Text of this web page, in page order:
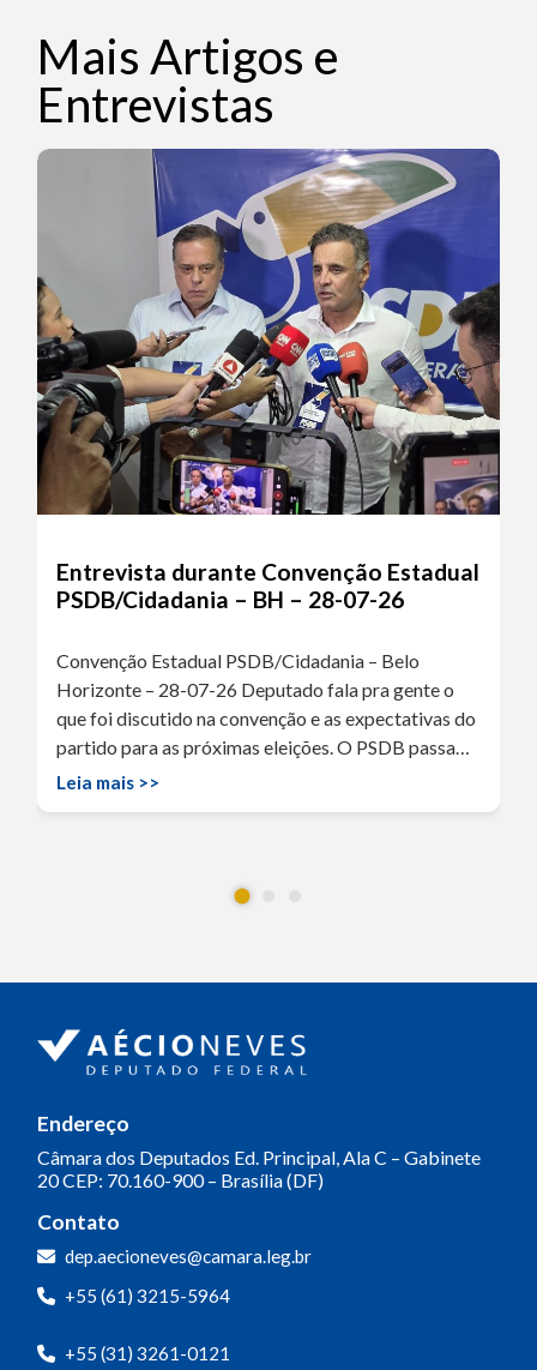
Mais Artigos e
Entrevistas
Entrevista durante Convenção Estadual
PSDB/Cidadania – BH – 28-07-26
Convenção Estadual PSDB/Cidadania – Belo
Horizonte – 28-07-26 Deputado fala pra gente o
que foi discutido na convenção e as expectativas do
partido para as próximas eleições. O PSDB passa…
Leia mais >>
Endereço
Câmara dos Deputados Ed. Principal, Ala C – Gabinete
20CEP: 70.160-900 – Brasília (DF)
Contato
dep.aecioneves@camara.leg.br
+55 (61) 3215-5964
+55 (31) 3261-0121